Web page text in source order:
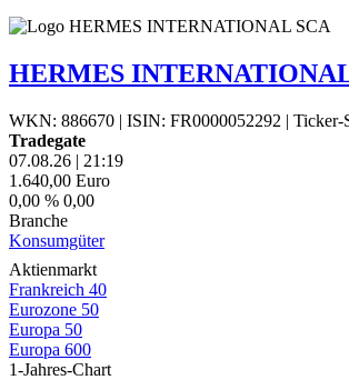
HERMES
WKN: 886670 | ISIN: FR0000052292 | Ticker-
Tradegate
07.08.26 | 21:19
1.640,00 Euro
0,00 % 0,00
Branche
Konsumgüter
Aktienmarkt
Frankreich 40
Eurozone 50
Europa 50
Europa 600
1-Jahres-Chart